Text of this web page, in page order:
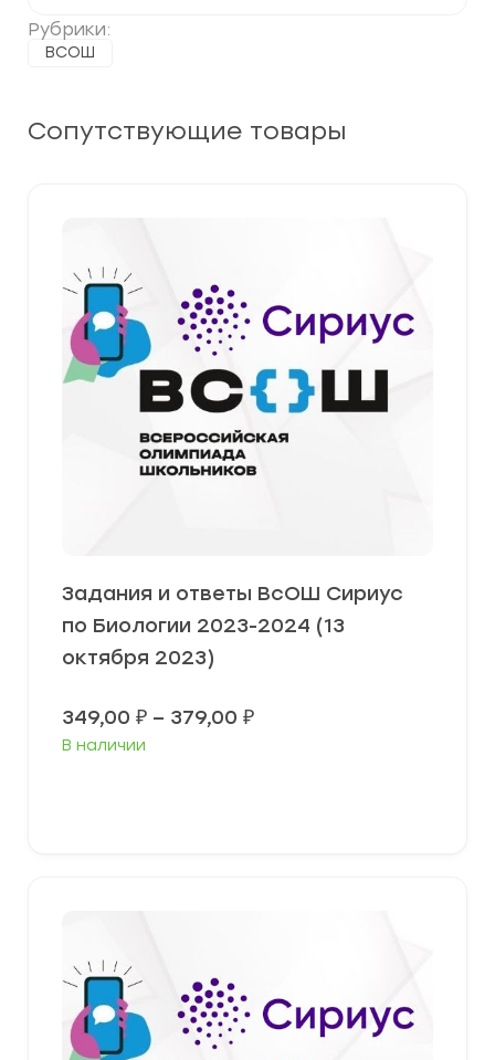
Рубрики:
ВСОШ
Сопутствующие товары
Задания и ответы ВсОШ Сириус
по Биологии 2023-2024 (13
октября 2023)
349,00 ₽ – 379,00 ₽Диапазон
В наличии